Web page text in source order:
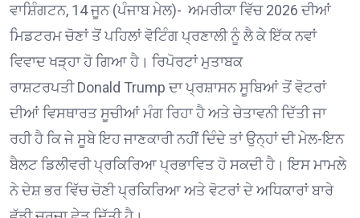
ਵਾਸ਼ਿੰਗਟਨ, 14 ਜੂਨ (ਪੰਜਾਬ ਮੇਲ)- ਅਮਰੀਕਾ ਵਿੱਚ 2026 ਦੀਆਂ
ਮਿਡਟਰਮ ਚੋਣਾਂ ਤੋਂ ਪਹਿਲਾਂ ਵੋਟਿੰਗ ਪ੍ਰਣਾਲੀ ਨੂੰ ਲੈ ਕੇ ਇੱਕ ਨਵਾਂ
ਵਿਵਾਦ ਖੜ੍ਹਾ ਹੋ ਗਿਆ ਹੈ। ਰਿਪੋਰਟਾਂ ਮੁਤਾਬਕ
ਰਾਸ਼ਟਰਪਤੀDonald Trump ਦਾ ਪ੍ਰਸ਼ਾਸਨ ਸੂਬਿਆਂ ਤੋਂ ਵੋਟਰਾਂ
ਦੀਆਂ ਵਿਸਥਾਰਤ ਸੂਚੀਆਂ ਮੰਗ ਰਿਹਾ ਹੈ ਅਤੇ ਚੇਤਾਵਨੀ ਦਿੱਤੀ ਜਾ
ਰਹੀ ਹੈ ਕਿ ਜੇ ਸੂਬੇ ਇਹ ਜਾਣਕਾਰੀ ਨਹੀਂ ਦਿੰਦੇ ਤਾਂ ਉਨ੍ਹਾਂ ਦੀ ਮੇਲ-ਇਨ
ਬੈਲਟ ਡਿਲੀਵਰੀ ਪ੍ਰਕਿਰਿਆ ਪ੍ਰਭਾਵਿਤ ਹੋ ਸਕਦੀ ਹੈ। ਇਸ ਮਾਮਲੇ
ਨੇ ਦੇਸ਼ ਭਰ ਵਿੱਚ ਚੋਣੀ ਪ੍ਰਕਿਰਿਆ ਅਤੇ ਵੋਟਰਾਂ ਦੇ ਅਧਿਕਾਰਾਂ ਬਾਰੇ